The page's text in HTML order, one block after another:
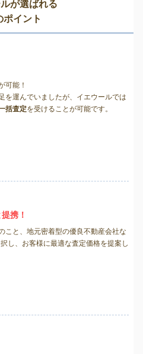
が選ばれる
ポイント
可能！
を運んでいましたが、イエウールでは
括査定を受けることが可能です。
携！
こと、地元密着型の優良不動産会社な
し、お客様に最適な査定価格を提案し